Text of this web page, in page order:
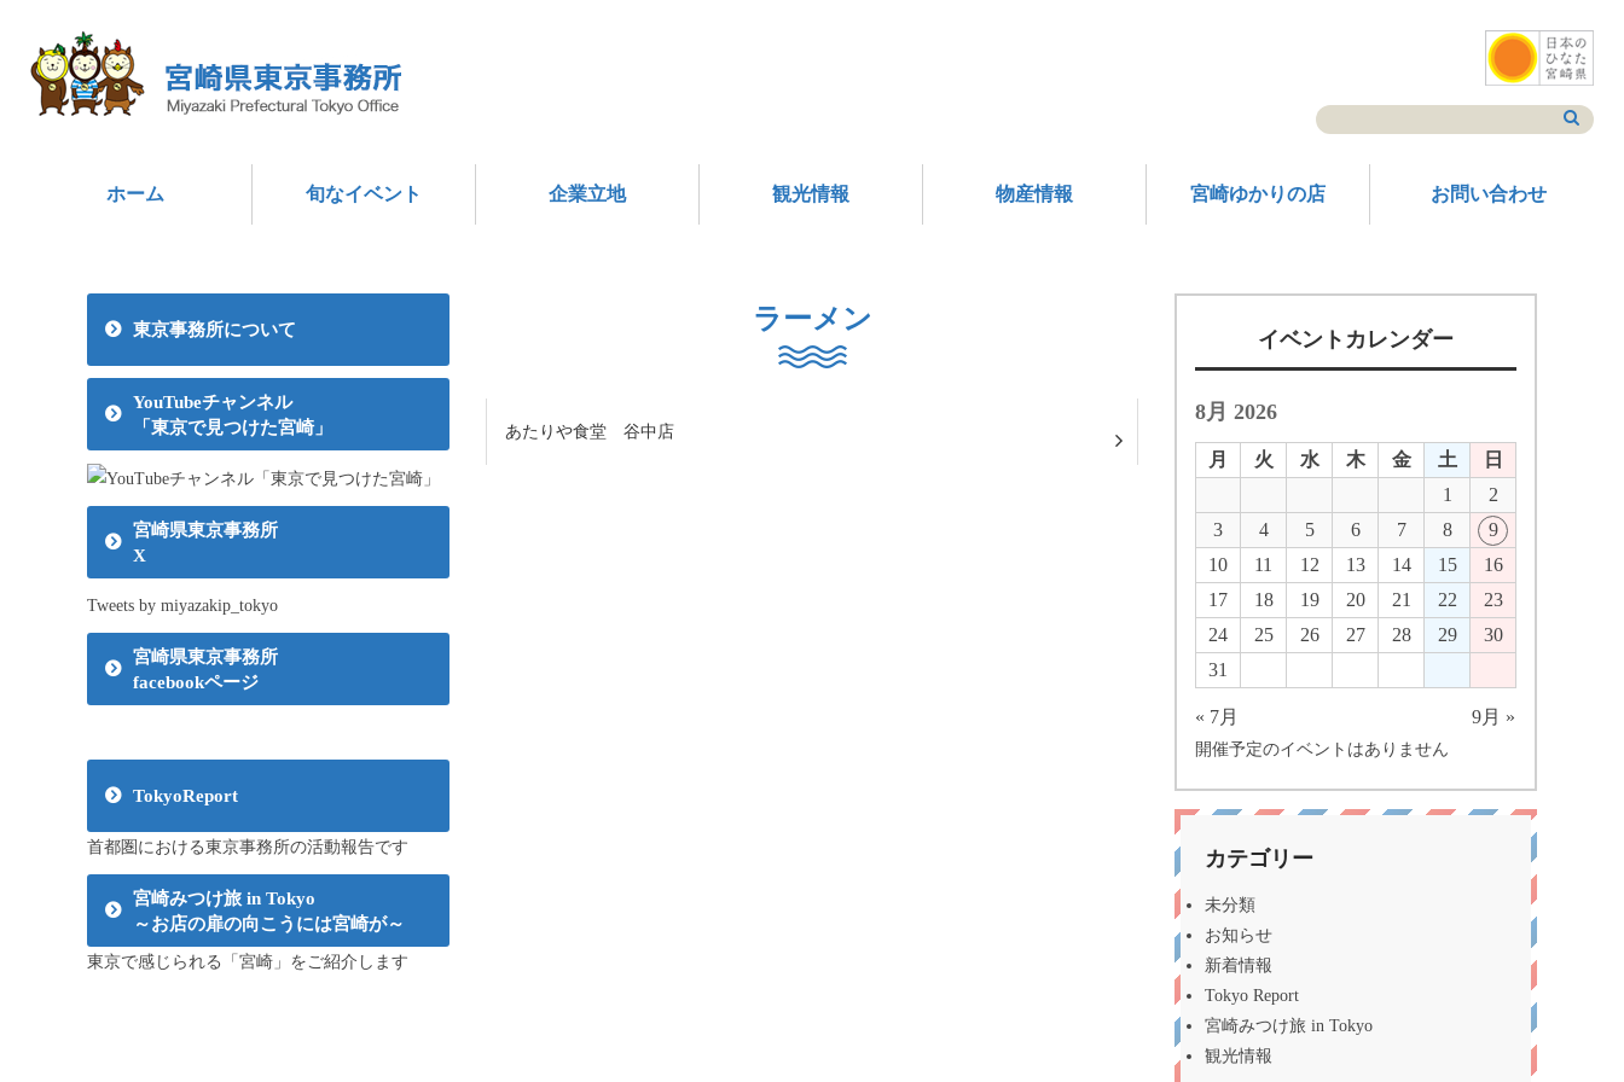
ホーム 旬なイベント 企業立地 観光情報 物産情報 宮崎ゆかりの店 お問い合わせ
東京事務所について
YouTubeチャンネル
「東京で見つけた宮崎」
宮崎県東京事務所
X
Tweets by miyazakip_tokyo
宮崎県東京事務所
facebookページ
TokyoReport
首都圏における東京事務所の活動報告です
宮崎みつけ旅 in Tokyo
～お店の扉の向こうには宮崎が～
東京で感じられる「宮崎」をご紹介します
ラーメン
あたりや食堂 谷中店
イベントカレンダー
8月 2026
月 火 水 木 金 土
日
1
2
3
4 5 6 7 8
9
10
11 12 13 14 15
16
17
18 19 20 21 22
23
24
25 26 27 28 29
30
31
« 7月 9月 »
開催予定のイベントはありません
カテゴリー
未分類
お知らせ
新着情報
Tokyo Report
宮崎みつけ旅 in Tokyo
観光情報